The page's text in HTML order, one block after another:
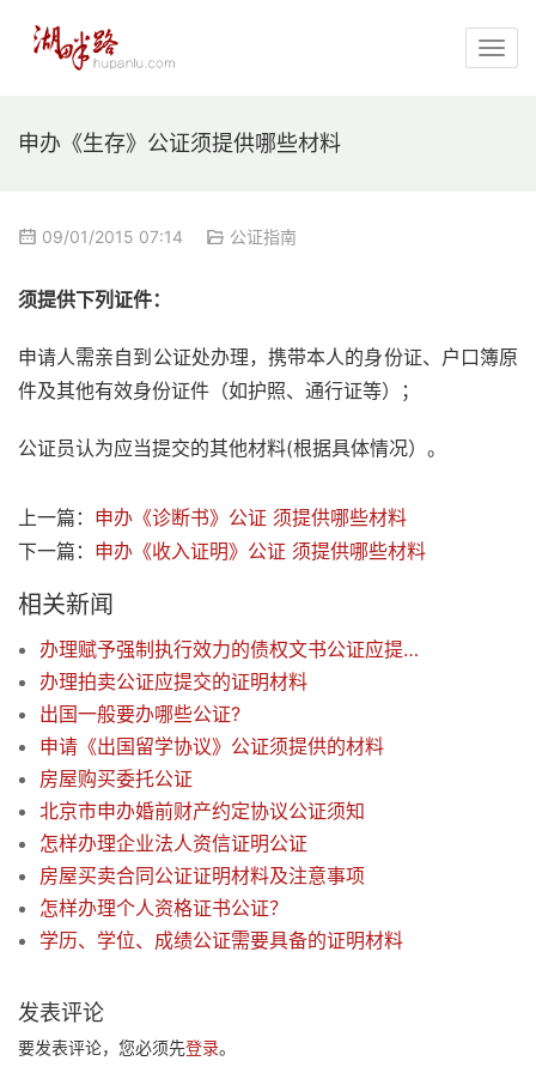
申办《生存》公证须提供哪些材料
09/01/2015 07:14 公证指南
须提供下列证件：
申请人需亲自到公证处办理，携带本人的身份证、户口簿原
件及其他有效身份证件（如护照、通行证等）；
公证员认为应当提交的其他材料(根据具体情况）。
上一篇： 申办《诊断书》公证 须提供哪些材料
下一篇： 申办《收入证明》公证 须提供哪些材料
相关新闻
办理赋予强制执行效力的债权文书公证应提交的证明材料
办理拍卖公证应提交的证明材料
出国一般要办哪些公证?
申请《出国留学协议》公证须提供的材料
房屋购买委托公证
北京市申办婚前财产约定协议公证须知
怎样办理企业法人资信证明公证
房屋买卖合同公证证明材料及注意事项
怎样办理个人资格证书公证？
学历、学位、成绩公证需要具备的证明材料
发表评论
要发表评论，您必须先登录。